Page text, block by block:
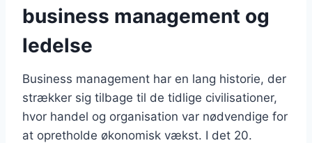
business management og
ledelse
Business management har en lang historie, der
strækker sig tilbage til de tidlige civilisationer,
hvor handel og organisation var nødvendige for
at opretholde økonomisk vækst. I det 20.